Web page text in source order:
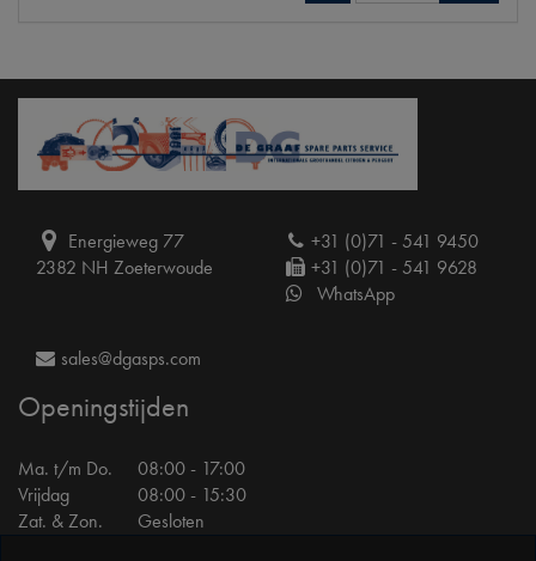
Energieweg 77
2382 NH Zoeterwoude
+31 (0)71 - 541 9450
+31 (0)71 - 541 9628
WhatsApp
sales@dgasps.com
Openingstijden
Ma. t/m Do.
08:00 - 17:00
Vrijdag
08:00 - 15:30
Zat. & Zon.
Gesloten